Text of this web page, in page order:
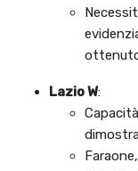
Lazio W: